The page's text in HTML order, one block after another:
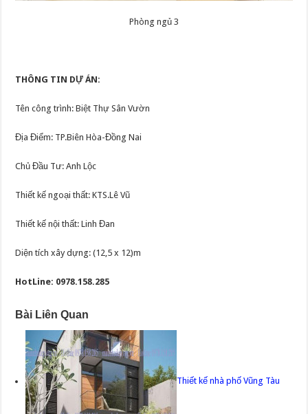
Phòng ngủ 3
THÔNG TIN DỰ ÁN:
Tên công trình: Biệt Thự Sân Vườn
Địa Điểm: TP.Biên Hòa-Đồng Nai
Chủ Đầu Tư: Anh Lộc
Thiết kế ngoại thất: KTS.Lê Vũ
Thiết kế nội thất: Linh Đan
Diện tích xây dựng: (12,5 x 12)m
HotLine: 0978.158.285
Bài Liên Quan
Thiết kế nhà phố Vũng Tàu